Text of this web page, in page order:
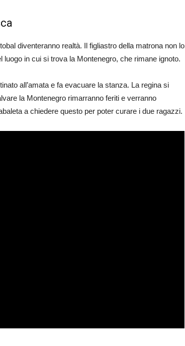
diventeranno realtà. Il figliastro della matrona non lo
in cui si trova la Montenegro, che rimane ignoto.
all’amata e fa evacuare la stanza. La regina si
la Montenegro rimarranno feriti e verranno
a chiedere questo per poter curare i due ragazzi.